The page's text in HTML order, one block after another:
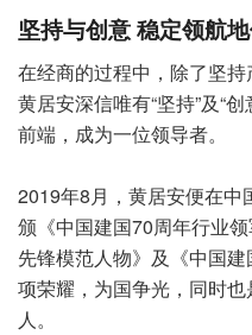
坚持与创意 稳定领航
在经商的过程中，除了坚
黄居安深信唯有“坚持”及“
前端，成为一位领导者。
2019年8月，黄居安便在
颁《中国建国70周年行业
先锋模范人物》及《中国
项荣耀，为国争光，同时
人。